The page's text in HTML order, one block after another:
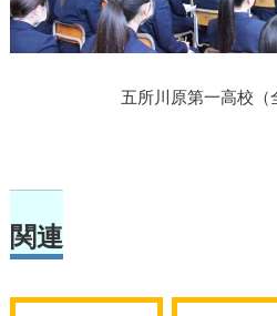
五所川原第一高校
関連